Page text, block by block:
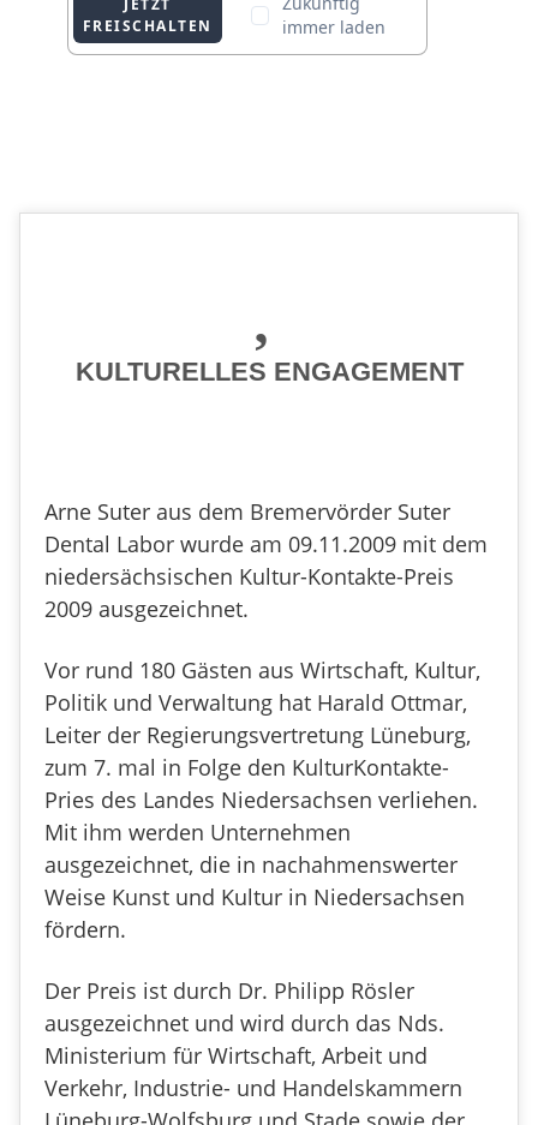
KULTURELLES ENGAGEMENT
Arne Suter aus dem Bremervörder Suter
Dental Labor wurde am 09.11.2009 mit dem
niedersächsischen Kultur-Kontakte-Preis
2009 ausgezeichnet.
Vor rund 180 Gästen aus Wirtschaft, Kultur,
Politik und Verwaltung hat Harald Ottmar,
Leiter der Regierungsvertretung Lüneburg,
zum 7. mal in Folge den KulturKontakte-
Pries des Landes Niedersachsen verliehen.
Mit ihm werden Unternehmen
ausgezeichnet, die in nachahmenswerter
Weise Kunst und Kultur in Niedersachsen
fördern.
Der Preis ist durch Dr. Philipp Rösler
ausgezeichnet und wird durch das Nds.
Ministerium für Wirtschaft, Arbeit und
Verkehr, Industrie- und Handelskammern